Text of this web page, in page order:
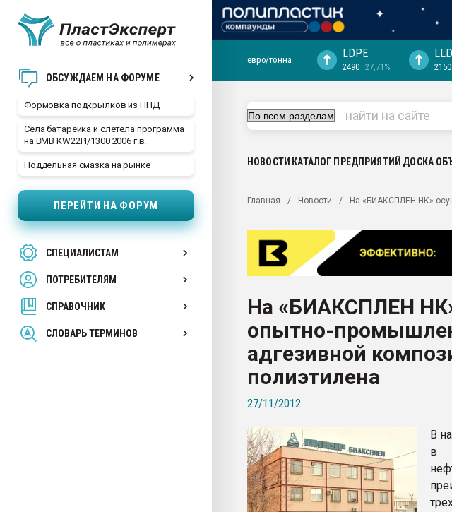
ОБСУЖДАЕМ НА ФОРУМЕ
Формовка подкрылков из ПНД
Села батарейка и слетела программа
на BMB KW22PI/1300 2006 г.в.
Поддельная смазка на рынке
ПЕРЕЙТИ НА ФОРУМ
СПЕЦИАЛИСТАМ
ПОТРЕБИТЕЛЯМ
СПРАВОЧНИК
СЛОВАРЬ ТЕРМИНОВ
29.07.2026 ФРП помог "Ижевскому
Вакуум-формовочные машины:
28.07.2026 Автоматизация выходит на
первый план в переработке
пластмасс
ситуацией на строительном рынке
Всё, что касается выдува ПЭТ
бутылок
ПЕРЕЙТИ НА ФОРУМ
евро/тонна LDPE
2490 27,71% 2150
НОВОСТИ КАТАЛОГ ПРЕДПРИЯТИЙ ДОСКА
Главная Новости На «БИАКСПЛЕН НК»
На «БИАКСПЛЕН
опытно-
адгезивной
полиэтилена
27/11/2012
В
в